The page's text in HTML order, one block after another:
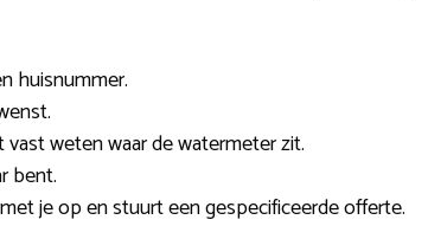
huisnummer.
weten waar de watermeter zit.
bent.
je op en stuurt een gespecificeerde offerte.